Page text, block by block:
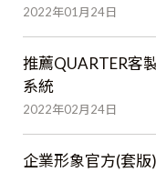
2022年01月24日
推薦QUARTER客
系統
2022年02月24日
企業形象官方(套